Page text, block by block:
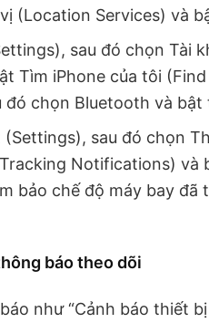
(Location Services) và
sau đó chọn Tài
Tìm iPhone của tôi
đó chọn Bluetooth và bật
(Settings), sau đó chọn
Notifications) và
bảo chế độ máy bay
báo theo dõi
như “Cảnh báo thiết